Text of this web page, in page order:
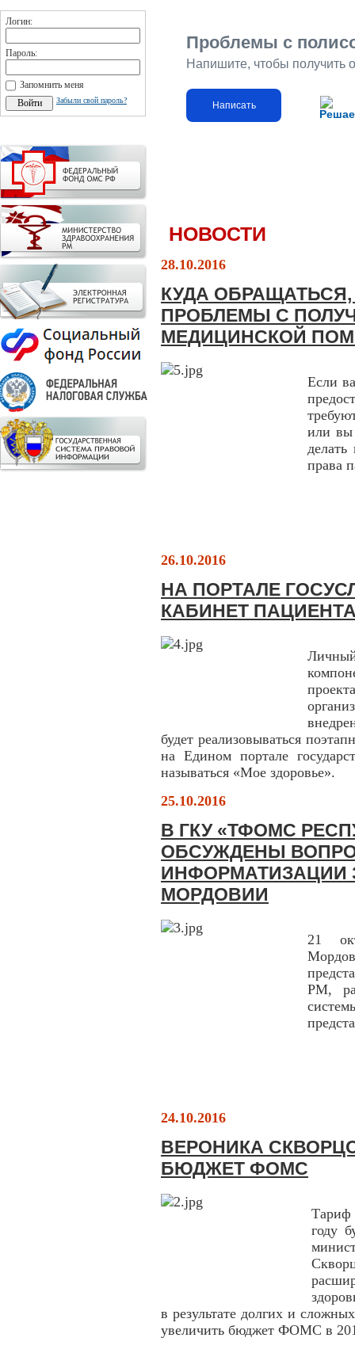
Логин:
Пароль:
Запомнить меня
Забыли свой пароль?
Проблемы с
Напишите, чтобы получить
Написать
НОВОСТИ
28.10.2016
КУДА
ПРОБЛЕМЫ С
МЕДИЦИНСКОЙ
Если
или вы
права
26.10.2016
НА ПОРТАЛЕ
КАБИНЕТ
будет реализовываться
на Едином портале
называться «Мое здоровье».
25.10.2016
В ГКУ «ТФОМС
ОБСУЖДЕНЫ
ИНФОРМАТИЗАЦИИ
МОРДОВИИ
21
РМ,
24.10.2016
ВЕРОНИКА
БЮДЖЕТ ФОМС
году
в результате долгих и
увеличить бюджет ФОМС в